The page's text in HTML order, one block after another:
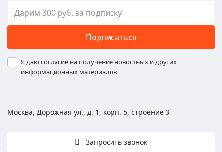
Подписаться
Я даю согласие на получение новостных и других
информационных материалов
Москва, Дорожная ул., д. 1, корп. 5, строение 3
Запросить звонок